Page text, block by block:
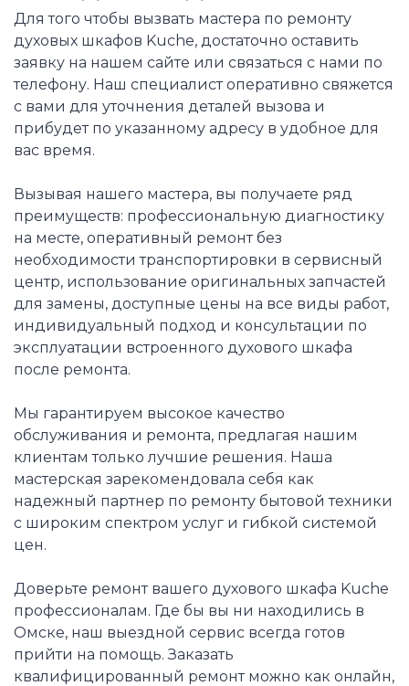
Для того чтобы вызвать мастера по ремонту
духовых шкафов Kuche, достаточно оставить
заявку на нашем сайте или связаться с нами по
телефону. Наш специалист оперативно свяжется
с вами для уточнения деталей вызова и
прибудет по указанному адресу в удобное для
вас время.
Вызывая нашего мастера, вы получаете ряд
преимуществ: профессиональную диагностику
на месте, оперативный ремонт без
необходимости транспортировки в сервисный
центр, использование оригинальных запчастей
для замены, доступные цены на все виды работ,
индивидуальный подход и консультации по
эксплуатации встроенного духового шкафа
после ремонта.
Мы гарантируем высокое качество
обслуживания и ремонта, предлагая нашим
клиентам только лучшие решения. Наша
мастерская зарекомендовала себя как
надежный партнер по ремонту бытовой техники
с широким спектром услуг и гибкой системой
цен.
Доверьте ремонт вашего духового шкафа Kuche
профессионалам. Где бы вы ни находились в
Омске, наш выездной сервис всегда готов
прийти на помощь. Заказать
квалифицированный ремонт можно как онлайн,